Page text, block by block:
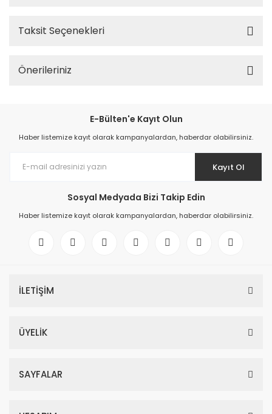
Taksit Seçenekleri
Önerileriniz
E-Bülten'e Kayıt Olun
Haber listemize kayıt olarak kampanyalardan, haberdar olabilirsiniz.
Kayıt Ol
Sosyal Medyada Bizi Takip Edin
Haber listemize kayıt olarak kampanyalardan, haberdar olabilirsiniz.
İLETİŞİM
ÜYELİK
SAYFALAR